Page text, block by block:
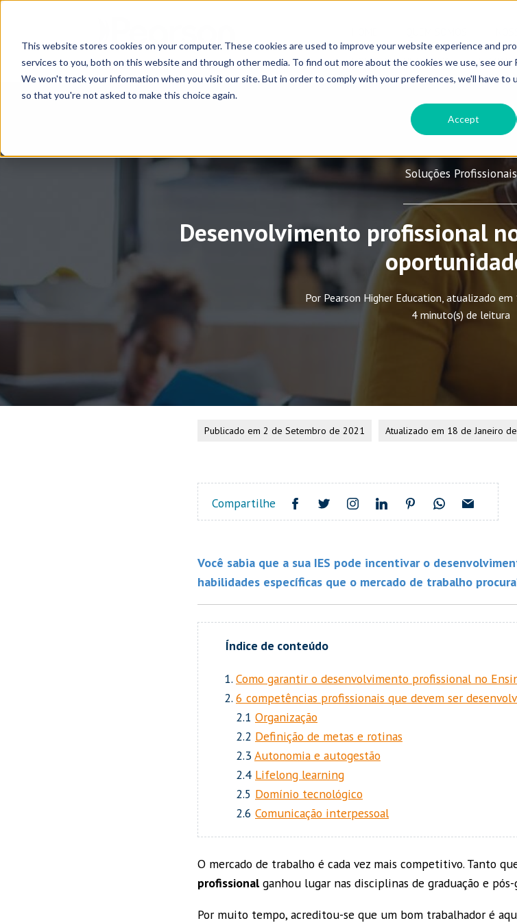
This website stores cookies on your computer. These cookies are used to improve your website experience and
services to you, both on this website and through other media. To find out more about the cookies we use, see our
We won't track your information when you visit our site. But in order to comply with your preferences, we'll have to
so that you're not asked to make this choice again.
Accept
VOLTA ÀS AULAS 2026 E-
Soluções Profissionais
Desenvolvimento profissional
Por Pearson Higher Education, atualizado em
4 minuto(s) de leitura
Publicado em 2 de Setembro de 2021 Atualizado em 18 de Janeiro
Compartilhe
Você sabia que a sua IES pode incentivar o
habilidades específicas que o mercado de trabalho
Como garantir o desenvolvimento profissional no
6 competências profissionais que devem ser
2.1 Organização
2.2 Definição de metas e rotinas
2.3 Autonomia e autogestão
2.4 Lifelong learning
2.5 Domínio tecnológico
2.6 Comunicação interpessoal
O mercado de trabalho é cada vez mais competitivo. Tanto
profissional ganhou lugar nas disciplinas de graduação e pós-
Por muito tempo, acreditou-se que um bom trabalhador é